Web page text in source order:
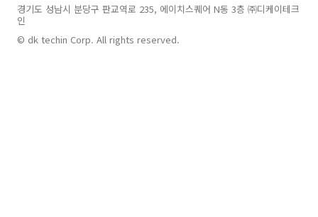
나게 춤을..
경기도 성남시 분당구 판교역로 235, 에이치스퀘어 N동 3층 ㈜디케이테크
인
© dk techin Corp. All rights reserved.